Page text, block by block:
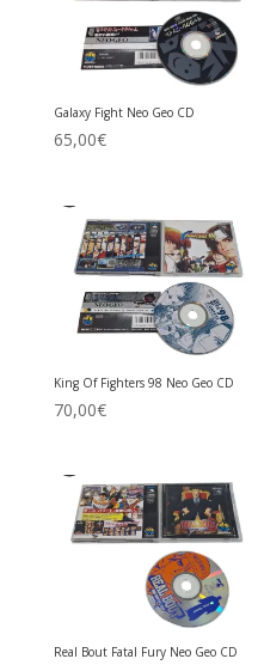
Galaxy Fight Neo Geo CD
65,00€
King Of Fighters 98 Neo Geo CD
70,00€
Real Bout Fatal Fury Neo Geo CD